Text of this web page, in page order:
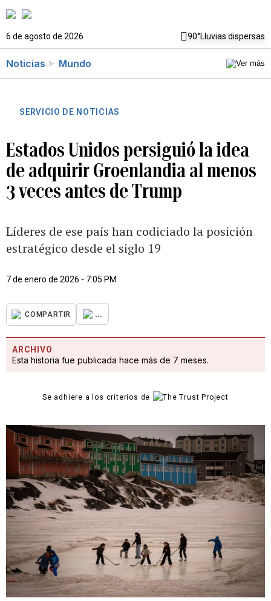
6 de agosto de 2026 90°Lluvias dispersas
Noticias Mundo
SERVICIO DE NOTICIAS
Estados Unidos persiguió la idea
de adquirir Groenlandia al menos
3 veces antes de Trump
Líderes de ese país han codiciado la posición
estratégico desde el siglo 19
7 de enero de 2026 - 7:05 PM
COMPARTIR ...
ARCHIVO
Esta historia fue publicada hace más de 7 meses.
Se adhiere a los criterios de